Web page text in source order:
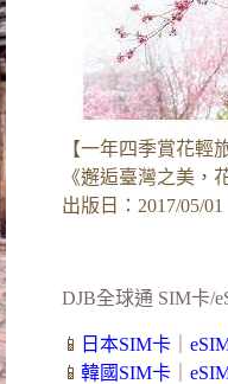
【一年四季賞花輕
《邂逅臺灣之美，
出版日：2017/05/01
DJB全球通 SIM卡/
📱 日本SIM卡｜
📱 韓國SIM卡｜